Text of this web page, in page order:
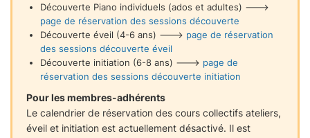
Découverte Piano individuels (ados et adultes) --->
page de réservation des sessions découverte
Découverte éveil (4-6 ans) ---> page de réservation
des sessions découverte éveil
Découverte initiation (6-8 ans) ---> page de
réservation des sessions découverte initiation
Pour les membres-adhérents
Le calendrier de réservation des cours collectifs ateliers,
éveil et initiation est actuellement désactivé. Il est